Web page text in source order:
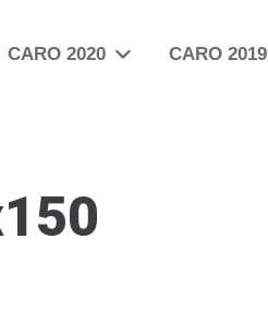
CARO 2020 CARO 2019